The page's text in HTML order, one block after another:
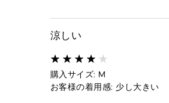
涼しい
購入サイズ: M
お客様の着用感: 少し大きい